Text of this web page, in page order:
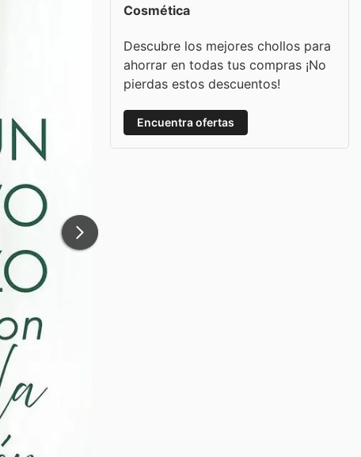
Cosmética
Descubre los mejores chollos para
ahorrar en todas tus compras ¡No
pierdas estos descuentos!
Encuentra ofertas